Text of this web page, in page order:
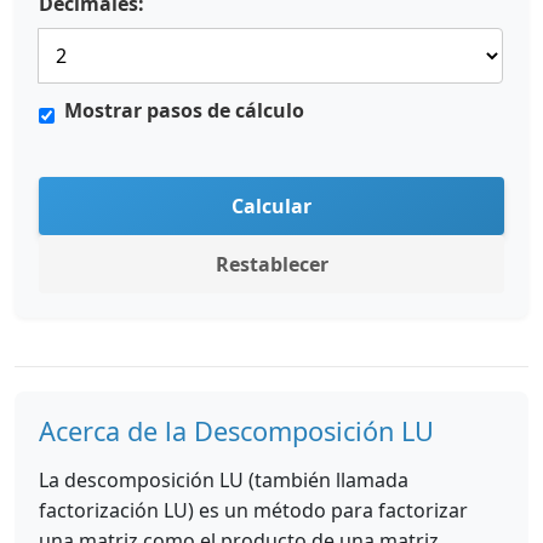
Mostrar pasos de cálculo
Calcular
Restablecer
Acerca de la Descomposición LU
La descomposición LU (también llamada
factorización LU) es un método para factorizar